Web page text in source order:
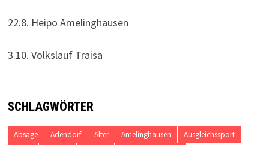
22.8. Heipo Amelinghausen
3.10. Volkslauf Traisa
SCHLAGWÖRTER
Absage Adendorf Alter Amelinghausen
Ausgleichssport